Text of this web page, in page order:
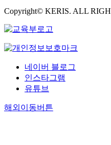
Copyright© KERIS. ALL
네이버 블로그
인스타그램
유튜브
해외이동버튼